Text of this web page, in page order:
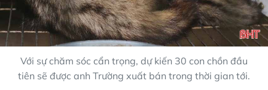
Với sự chăm sóc cẩn trọng, dự kiến 30 con chồn đầu
tiên sẽ được anh Trường xuất bán trong thời gian tới.